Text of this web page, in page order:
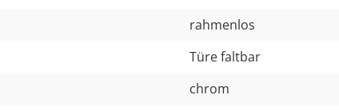
rahmenlos
Türe faltbar
chrom